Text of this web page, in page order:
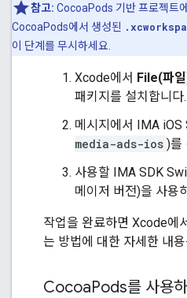
참고: CocoaPods 기반 프로젝트
CocoaPods에서 생성된
이 단계를 무시하세요.
Xcode에서 File(파
패키지를 설치합니다.
메시지에서 IMA
media-ads-ios )를
사용할 IMA SDK
메이저 버전)을 사용
작업을 완료하면 Xcode에
는 방법에 대한 자세한 내
CocoaPods를 사용